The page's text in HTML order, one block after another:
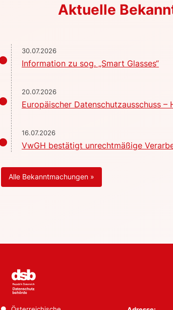
Aktuelle
30.07.2026
Information zu sog. „Smart Glasses“
20.07.2026
Europäischer Datenschutzausschuss
16.07.2026
VwGH bestätigt unrechtmäßige
Alle Bekanntmachungen »